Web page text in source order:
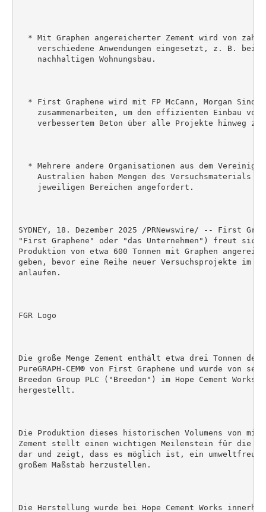
* Mit Graphen angereicherter Zement wird von
verschiedene Anwendungen eingesetzt, z. B. bei
    nachhaltigen Wohnungsbau.
* First Graphene wird mit FP McCann, Morgan
zusammenarbeiten, um den effizienten Einbau von
verbessertem Beton über alle Projekte hinweg zu
* Mehrere andere Organisationen aus dem
Australien haben Mengen des Versuchsmaterials
    jeweiligen Bereichen angefordert.
SYDNEY, 18. Dezember 2025 /PRNewswire/ -- First
"First Graphene" oder "das Unternehmen") freut
Produktion von etwa 600 Tonnen mit Graphen
geben, bevor eine Reihe neuer Versuchsprojekte im
anlaufen.
FGR Logo
Die große Menge Zement enthält etwa drei Tonnen
PureGRAPH-CEM® von First Graphene und wurde von
Breedon Group PLC ("Breedon") im Hope Cement Works
hergestellt.
Die Produktion dieses historischen Volumens von mit
Zement stellt einen wichtigen Meilenstein für die
dar und zeigt, dass es möglich ist, ein
großem Maßstab herzustellen.
Die Herstellung wurde bei Hope Cement Works